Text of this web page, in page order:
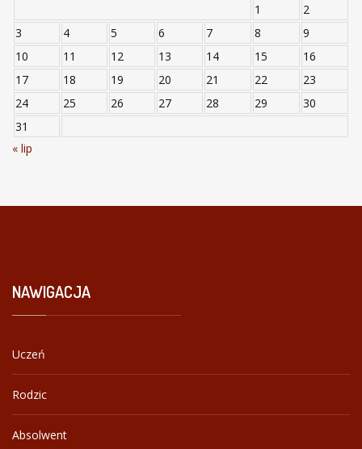
1
2
3
4 5 6 7 8
9
10
11 12 13 14 15
16
17
18 19 20 21 22
23
24
25 26 27 28 29
30
31
« lip
NAWIGACJA
Uczeń
Rodzic
Absolwent